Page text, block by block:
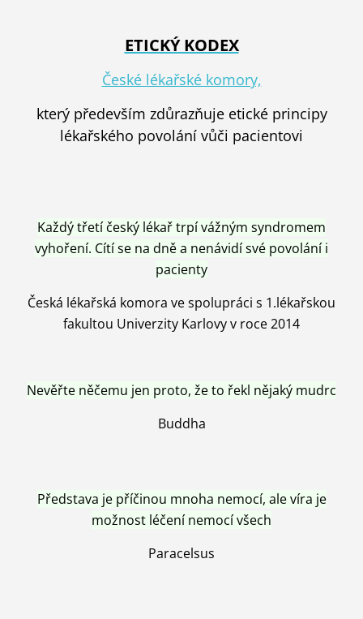
ETICKÝ KODEX
České lékařské komory,
který především zdůrazňuje etické principy
lékařského povolání vůči pacientovi
Každý třetí český lékař trpí vážným syndromem
vyhoření. Cítí se na dně a nenávidí své povolání i
pacienty
Česká lékařská komora ve spolupráci s 1.lékařskou
fakultou Univerzity Karlovy v roce 2014
Nevěřte něčemu jen proto, že to řekl nějaký mudrc
Buddha
Představa je příčinou mnoha nemocí, ale víra je
možnost léčení nemocí všech
Paracelsus